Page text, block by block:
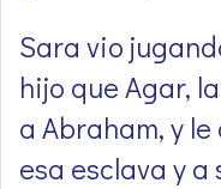
Sara vio
hijo que Agar,
a Abraham, y
esa esclava y a